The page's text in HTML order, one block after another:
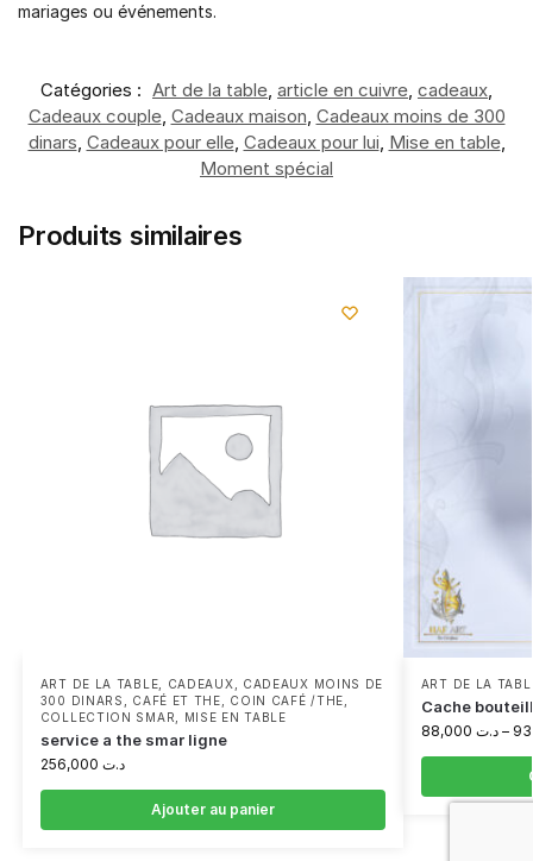
mariages ou événements.
Catégories : Art de la table, article en cuivre, cadeaux,
Cadeaux couple, Cadeaux maison, Cadeaux moins de 300
dinars, Cadeaux pour elle, Cadeaux pour lui, Mise en table,
Moment spécial
Produits similaires
ART DE LA TABLE CADEAUX
CADEAUX MOINS DE
300 DINARS
CAFÉ ET THE COIN CAFÉ /THE
COLLECTION SMAR
MISE EN TABLE
service a the smar ligne
د.ت
Ajouter au panier
ART DE LA
Cache
د.ت–